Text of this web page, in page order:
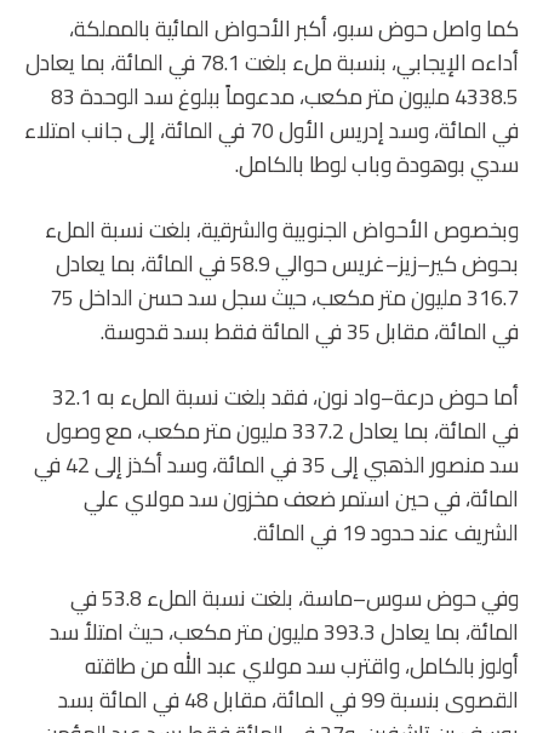
كما واصل حوض سبو، أكبر الأحواض المائية بالمملكة،
أداءه الإيجابي، بنسبة ملء بلغت 78.1 في المائة، بما يعادل
4338.5 مليون متر مكعب، مدعوماً ببلوغ سد الوحدة 83
في المائة، وسد إدريس الأول 70 في المائة، إلى جانب امتلاء
سدي بوهودة وباب لوطا بالكامل.
وبخصوص الأحواض الجنوبية والشرقية، بلغت نسبة الملء
بحوض كير–زيز–غريس حوالي 58.9 في المائة، بما يعادل
316.7 مليون متر مكعب، حيث سجل سد حسن الداخل 75
في المائة، مقابل 35 في المائة فقط بسد قدوسة.
أما حوض درعة–واد نون، فقد بلغت نسبة الملء به 32.1
في المائة، بما يعادل 337.2 مليون متر مكعب، مع وصول
سد منصور الذهبي إلى 35 في المائة، وسد أكذز إلى 42 في
المائة، في حين استمر ضعف مخزون سد مولاي علي
الشريف عند حدود 19 في المائة.
وفي حوض سوس–ماسة، بلغت نسبة الملء 53.8 في
المائة، بما يعادل 393.3 مليون متر مكعب، حيث امتلأ سد
أولوز بالكامل، واقترب سد مولاي عبد الله من طاقته
القصوى بنسبة 99 في المائة، مقابل 48 في المائة بسد